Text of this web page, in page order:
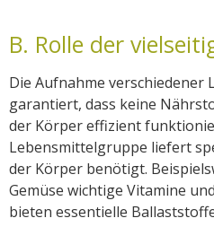
B. Rolle der
Die Aufnahme verschiedener
garantiert, dass keine
der Körper effizient
Lebensmittelgruppe liefert
der Körper benötigt.
Gemüse wichtige Vitamine
bieten essentielle